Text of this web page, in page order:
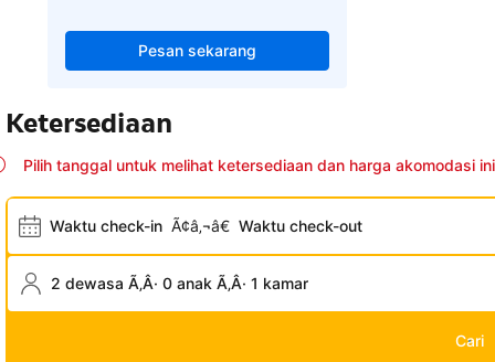
Pesan sekarang
Ketersediaan
Pilih tanggal untuk melihat ketersediaan dan harga akomodasi ini
Waktu check-in Ã¢â‚¬â€ Waktu check-out
2 dewasa Ã‚Â· 0 anak Ã‚Â· 1 kamar
Cari